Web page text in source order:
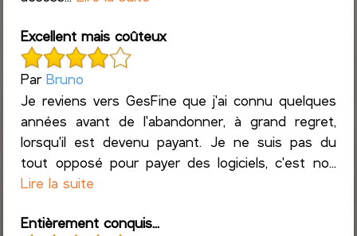
Excellent mais coûteux
ParBruno
Je reviens vers GesFine que j'ai connu quelques
années avant de l'abandonner, à grand regret,
lorsqu'il est devenu payant. Je ne suis pas du
tout opposé pour payer des logiciels, c'est no...
Lire la suite
Entièrement conquis...